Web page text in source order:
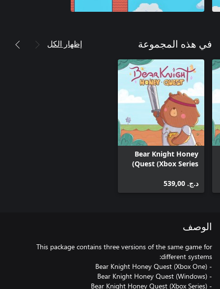
في هذه المجموعة إظهار الكل
Bear Knight Honey
Quest (Xbox Series)
د.ج.‏ 539,00
الوصف
This package contains three versions of the same game for